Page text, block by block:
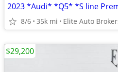
2023 *Audi* *Q5* *S line
8/6 35k mi Elite Auto
$29,200